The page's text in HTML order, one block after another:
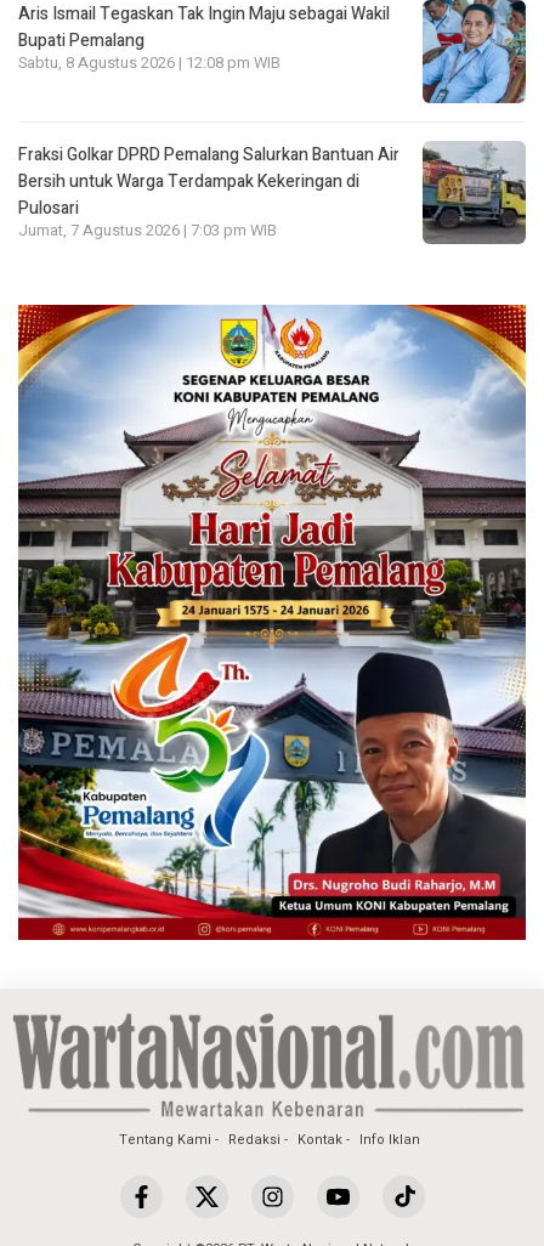
Aris Ismail Tegaskan Tak Ingin Maju sebagai Wakil
Bupati Pemalang
Sabtu, 8 Agustus 2026 | 12:08 pm WIB
Fraksi Golkar DPRD Pemalang Salurkan Bantuan Air
Bersih untuk Warga Terdampak Kekeringan di
Pulosari
Jumat, 7 Agustus 2026 | 7:03 pm WIB
Tentang Kami Redaksi Kontak Info Iklan